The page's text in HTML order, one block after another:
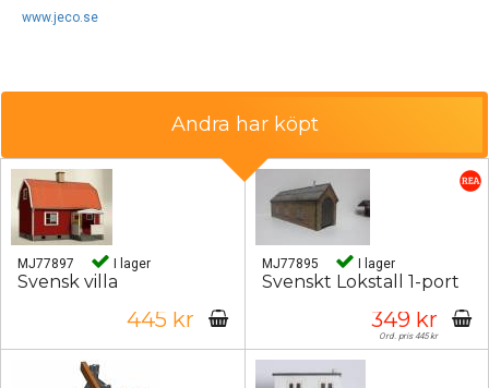
www.jeco.se
Andra har köpt
MJ77897 I lager
Svensk villa
445 kr
MJ77895 I lager
Svenskt Lokstall 1-port
349 kr
Ord. pris 445 kr